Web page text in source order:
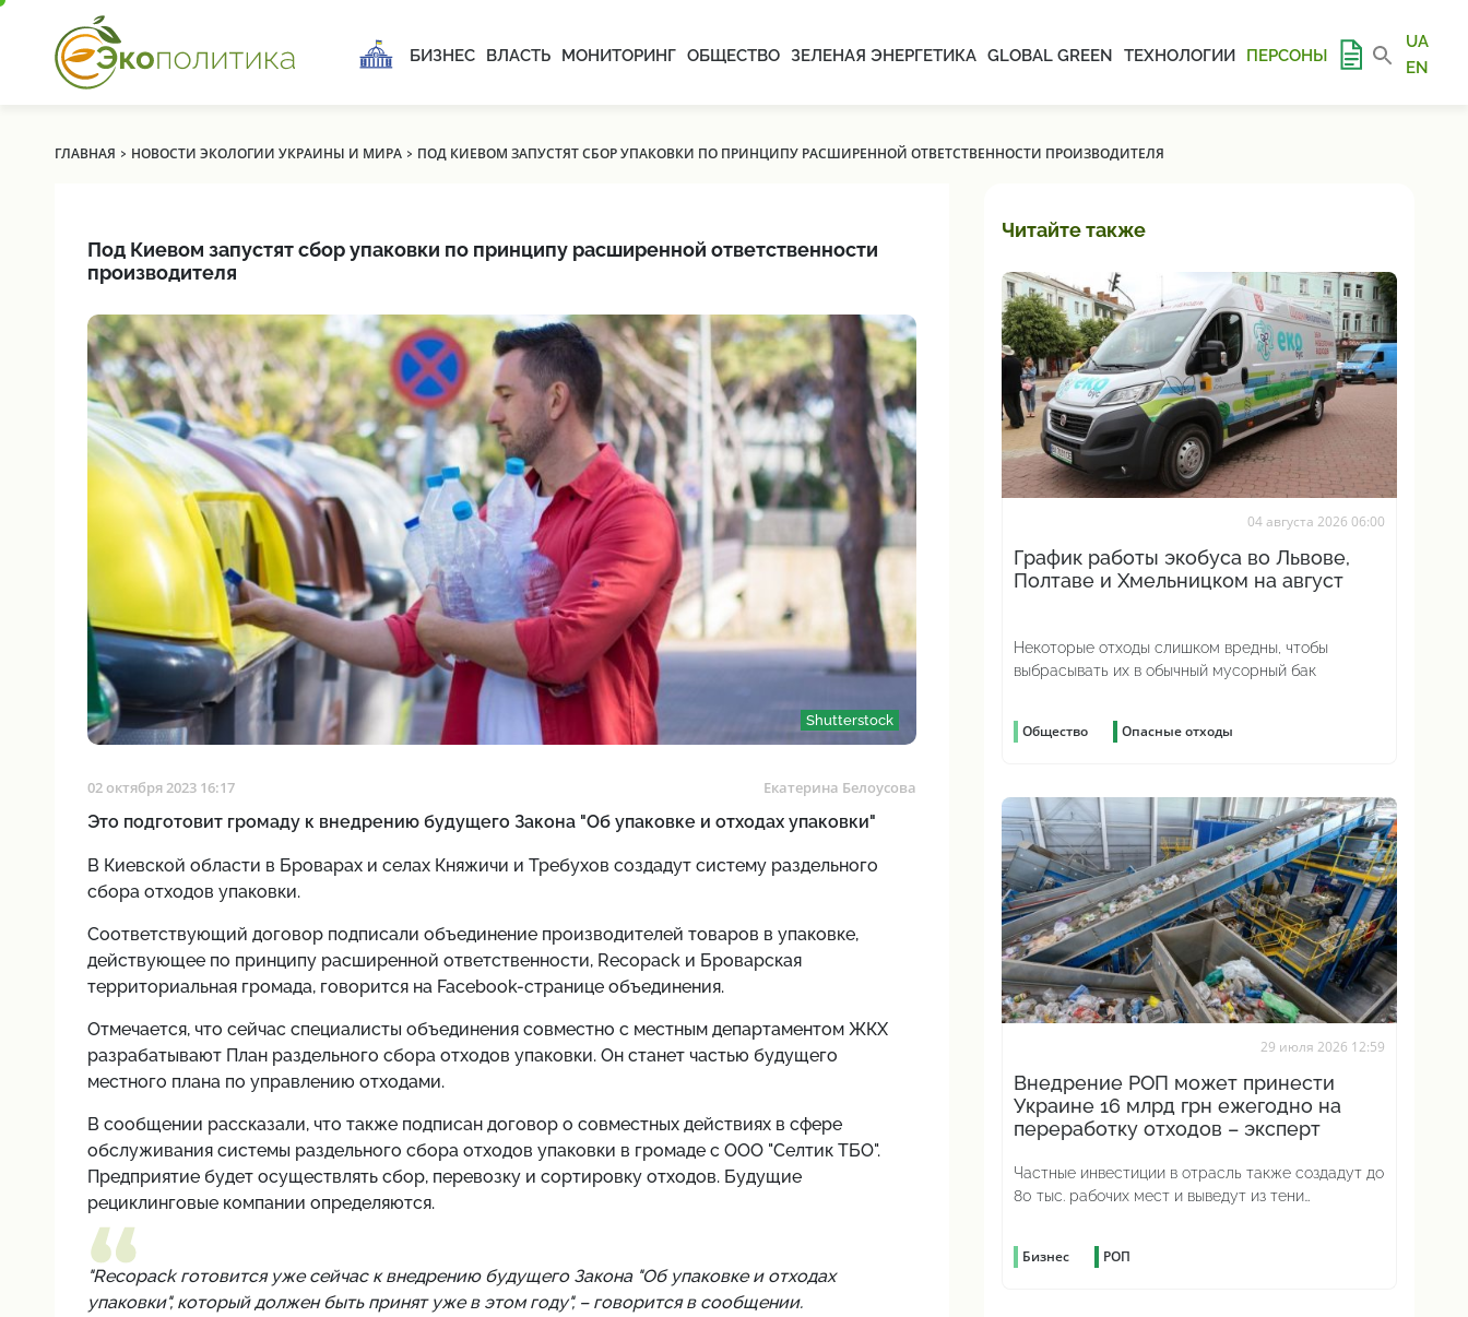
БИЗНЕС ВЛАСТЬ МОНИТОРИНГ ОБЩЕСТВО ЗЕЛЕНАЯ ЭНЕРГЕТИКА GLOBAL GREEN ТЕХНОЛОГИИ ПЕРСОНЫ
UA
EN
ГЛАВНАЯ › НОВОСТИ ЭКОЛОГИИ УКРАИНЫ И МИРА› ПОД КИЕВОМ ЗАПУСТЯТ СБОР УПАКОВКИ ПО ПРИНЦИПУ РАСШИРЕННОЙ ОТВЕТСТВЕННОСТИ ПРОИЗВОДИТЕЛЯ
Под Киевом запустят сбор упаковки по принципу расширенной ответственности
производителя
Shutterstock
02 октября 2023 16:17 Екатерина Белоусова
Это подготовит громаду к внедрению будущего Закона "Об упаковке и отходах упаковки"
В Киевской области в Броварах и селах Княжичи и Требухов создадут систему раздельного
сбора отходов упаковки.
Соответствующий договор подписали объединение производителей товаров в упаковке,
действующее по принципу расширенной ответственности, Recopack и Броварская
территориальная громада, говорится на Facebook-странице объединения.
Отмечается, что сейчас специалисты объединения совместно с местнымдепартаментом ЖКХ
разрабатывают План раздельного сбора отходов упаковки. Он станет частью будущего
местного плана по управлению отходами.
В сообщении рассказали, что также подписан договор о совместных действиях в сфере
обслуживания системы раздельного сбора отходов упаковки в громаде с ООО "Селтик ТБО".
Предприятие будет осуществлять сбор, перевозку и сортировку отходов. Будущие
рециклинговые компании определяются.
"Recopack готовится уже сейчас к внедрению будущего Закона "Об упаковке и отходах
упаковки", который должен быть принят уже в этом году", – говорится в сообщении.
Читайте также
04 августа 2026 06:00
График работы экобуса во Львове,
Полтаве и Хмельницком на август
Некоторые отходы слишком вредны, чтобы
выбрасывать их в обычный мусорный бак
Общество Опасные отходы
29 июля 2026 12:59
Внедрение РОП может принести
Украине 16 млрд грн ежегодно на
переработку отходов – эксперт
Частные инвестиции в отрасль также создадут до
80 тыс. рабочих мест и выведут из тени
Бизнес РОП